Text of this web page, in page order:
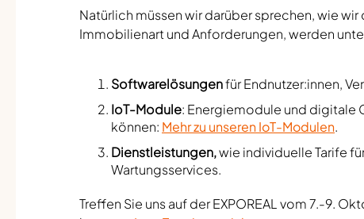
Natürlich müssen wir darüber sprechen, wie
Immobilienart und Anforderungen, werden
Softwarelösungenfür Endnutzer:innen,
IoT-Module: Energiemodule und digitale
können: Mehr zu unseren IoT-Modulen.
Dienstleistungen,wie individuelle Tarife
Wartungsservices.
Treffen Sie uns auf der EXPOREAL vom 7.-9.